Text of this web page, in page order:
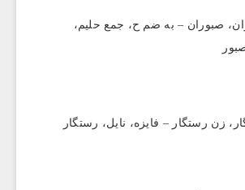
صبوران – به ضم ح، جمع حلیم،
زن رستگار – فایزه، نایل، رستگار